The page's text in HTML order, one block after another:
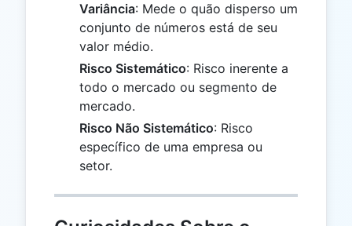
Variância: Mede o quão disperso um
conjunto de números está de seu
valor médio.
Risco Sistemático: Risco inerente a
todo o mercado ou segmento de
mercado.
Risco Não Sistemático: Risco
específico de uma empresa ou
setor.